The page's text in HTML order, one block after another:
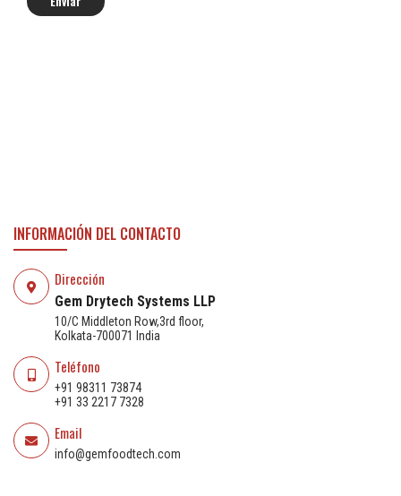
INFORMACIÓN DEL CONTACTO
Dirección
Gem Drytech Systems LLP
10/C Middleton Row,3rd floor,
Kolkata-700071 India
Teléfono
+91 98311 73874
+91 33 2217 7328
Email
info@gemfoodtech.com